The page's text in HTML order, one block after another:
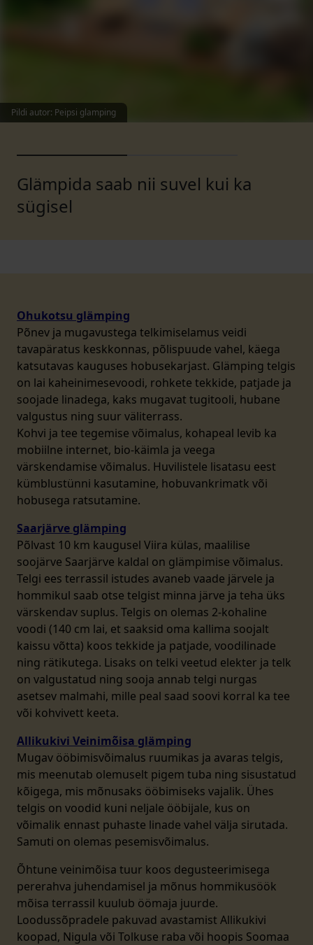
Pildi autor: Peipsi glamping
Glämpida saab nii suvel kui ka
sügisel
Ohukotsu glämping
Põnev ja mugavustega telkimiselamus veidi
tavapäratus keskkonnas, põlispuude vahel, käega
katsutavas kauguses hobusekarjast. Glämping telgis
on lai kaheinimesevoodi, rohkete tekkide, patjade ja
soojade linadega, kaks mugavat tugitooli, hubane
valgustus ning suur väliterrass.
Kohvi ja tee tegemise võimalus, kohapeal levib ka
mobiilne internet, bio-käimla ja veega
värskendamise võimalus. Huvilistele lisatasu eest
kümblustünni kasutamine, hobuvankrimatk või
hobusega ratsutamine.
Saarjärve glämping
Põlvast 10 km kaugusel Viira külas, maalilise
soojärve Saarjärve kaldal on glämpimise võimalus.
Telgi ees terrassil istudes avaneb vaade järvele ja
hommikul saab otse telgist minna järve ja teha üks
värskendav suplus. Telgis on olemas 2-kohaline
voodi (140 cm lai, et saaksid oma kallima soojalt
kaissu võtta) koos tekkide ja patjade, voodilinade
ning rätikutega. Lisaks on telki veetud elekter ja telk
on valgustatud ning sooja annab telgi nurgas
asetsev malmahi, mille peal saad soovi korral ka tee
või kohvivett keeta.
Allikukivi Veinimõisa glämping
Mugav ööbimisvõimalus ruumikas ja avaras telgis,
mis meenutab olemuselt pigem tuba ning sisustatud
kõigega, mis mõnusaks ööbimiseks vajalik. Ühes
telgis on voodid kuni neljale ööbijale, kus on
võimalik ennast puhaste linade vahel välja sirutada.
Samuti on olemas pesemisvõimalus.
Õhtune veinimõisa tuur koos degusteerimisega
pererahva juhendamisel ja mõnus hommikusöök
mõisa terrassil kuulub öömaja juurde.
Loodussõpradele pakuvad avastamist Allikukivi
koopad, Nigula või Tolkuse raba või hoopis Soomaa